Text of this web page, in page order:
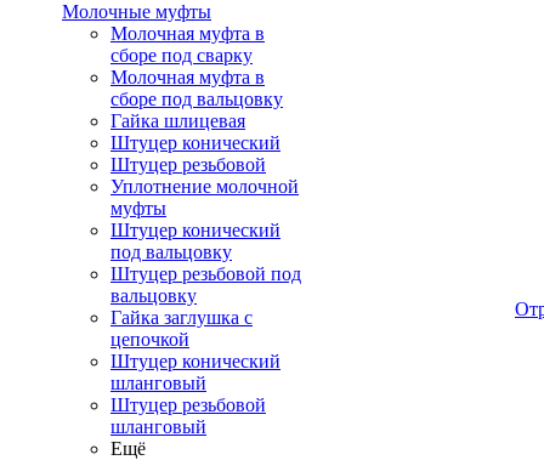
Молочные муфты
Молочная муфта в
сборе под сварку
Молочная муфта в
сборе под вальцовку
Гайка шлицевая
Штуцер конический
Штуцер резьбовой
Уплотнение молочной
муфты
Штуцер конический
под вальцовку
Штуцер резьбовой под
вальцовку
Гайка заглушка с
цепочкой
Штуцер конический
шланговый
Штуцер резьбовой
шланговый
Ещё